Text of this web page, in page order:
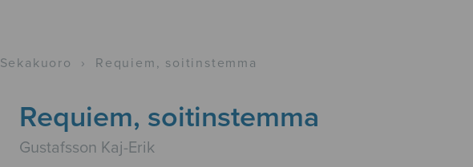
Sekakuoro › Requiem, soitinstemma
Requiem, soitinstemma
Gustafsson Kaj-Erik